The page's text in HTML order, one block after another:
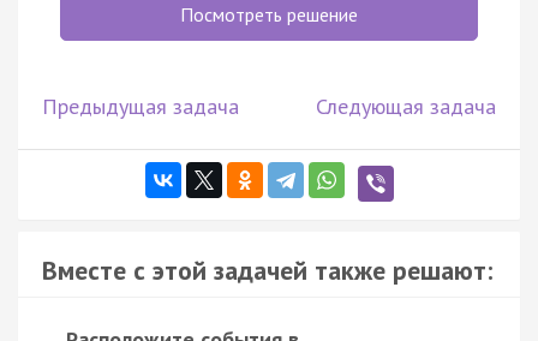
Посмотреть решение
Предыдущая задача Следующая задача
Вместе с этой задачей также решают: